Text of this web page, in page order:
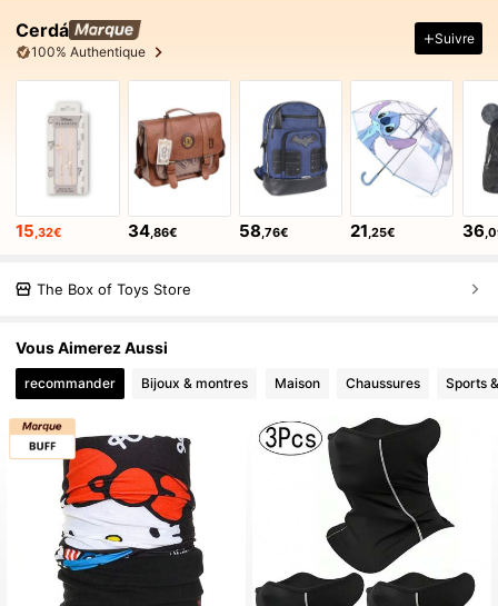
Cerdá
100% Authentique
Suivre
15 ,32€ 34,86€ 58 ,76€ 21 ,25€ 36
The Box of Toys Store
Vous Aimerez Aussi
recommander Bijoux & montres Maison Chaussures Sports